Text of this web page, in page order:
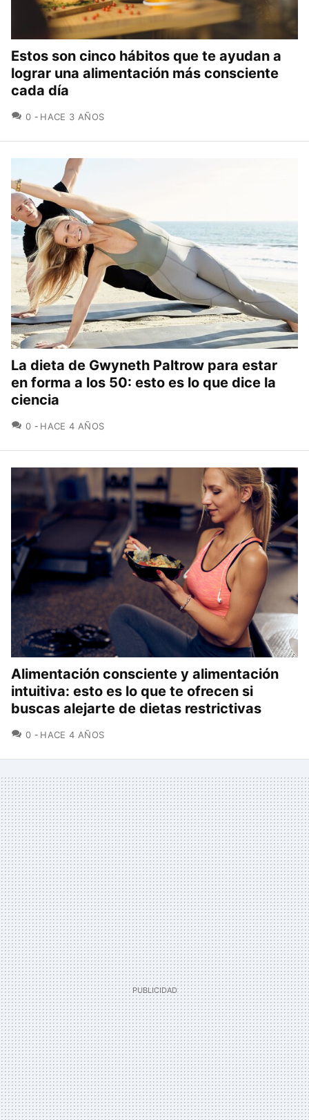
Estos son cinco hábitos que te ayudan a
lograr una alimentación más consciente
cada día
0 COMENTARIOS
HACE 3 AÑOS
La dieta de Gwyneth Paltrow para estar
en forma a los 50: esto es lo que dice la
ciencia
0 COMENTARIOS
HACE 4 AÑOS
Alimentación consciente y alimentación
intuitiva: esto es lo que te ofrecen si
buscas alejarte de dietas restrictivas
0 COMENTARIOS
HACE 4 AÑOS